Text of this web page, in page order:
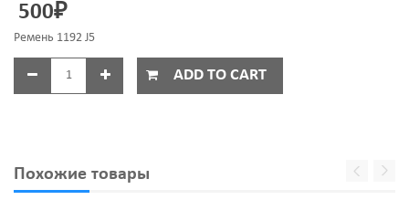
500₽
Ремень 1192 J5
ADD TO CART
Похожие товары